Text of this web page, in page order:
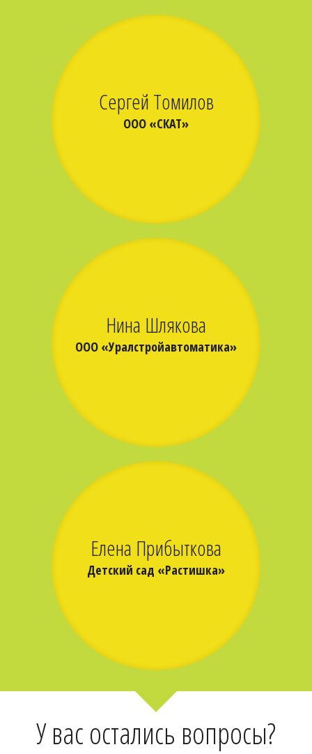
Сергей Томилов
ООО «СКАТ»
Нина Шлякова
ООО «Уралстройавтоматика»
Елена Прибыткова
Детский сад «Растишка»
У вас остались вопросы?